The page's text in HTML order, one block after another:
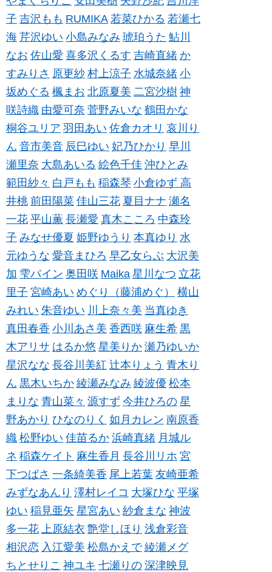
子 吉沢もも RUMIKA 若菜ひかる 若瀬七
海 芹沢ゆい 小島みなみ 琥珀うた 鮎川
なお 佐山愛 喜多沢くるす 吉崎直緒 か
すみりさ 原更紗 村上涼子 水城奈緒 小
坂めぐる 楓まお 北原夏美 二宮沙樹 神
咲詩織 由愛可奈 菅野みいな 鶴田かな
桐谷ユリア 羽田あい 佐倉カオリ 哀川り
ん 音市美音 辰巳ゆい 妃乃ひかり 早川
瀬里奈 大島あいる 絵色千佳 沖ひとみ
範田紗々 白戸もも 稲森琴 小倉ゆず 高
井桃 前田陽菜 佳山三花 夏目ナナ 瀬名
一花 平山薫 長瀬愛 真木こころ 中森玲
子 みなせ優夏 姫野ゆうり 本真ゆり 水
元ゆうな 愛音まひろ 早乙女らぶ 大沢美
加 雫パイン 奥田咲 Maika 星川なつ 立花
里子 宮崎あい めぐり（藤浦めぐ）
横山
みれい 朱音ゆい 川上奈々美 当真ゆき
真田春香 小川あさ美 香西咲 麻生希 黒
木アリサ はるか悠 星美りか 瀬乃ゆいか
星沢なな 長谷川美紅 辻本りょう 青木り
ん 黒木いちか 綾瀬みなみ 綾波優 松本
まりな 青山菜々 源すず 今井ひろの 星
野あかり ひなのりく 如月カレン 南原香
織 松野ゆい 佳苗るか 浜崎真緒 月城ル
ネ 稲森ケイト 麻生香月 長谷川リホ 宮
下つばさ 一条綺美香 尾上若葉 友崎亜希
みずなあんり 澤村レイコ 大塚ひな 平塚
ゆい 稲見亜矢 星宮あい 紗倉まな 神波
多一花 上原結衣 艶堂しほり 浅倉彩音
相沢恋 入江愛美 松島かえで 綾瀬メグ
ちとせりこ 神ユキ 七瀬りの 深津映見